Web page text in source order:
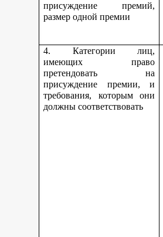
присуждение премий,
размер одной премии
4. Категории лиц,
имеющих право
претендовать на
присуждение премии, и
требования, которым они
должны соответствовать